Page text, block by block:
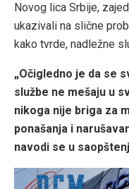
Novog lica Srbije,
ukazivali na slične
kako tvrde, nadležne
„Očigledno je da se
službe ne mešaju u
nikoga nije briga za
ponašanja i
navodi se u